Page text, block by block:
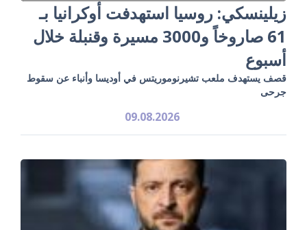
زيلينسكي: روسيا استهدفت أوكرانيا بـ
61 صاروخاً و3000 مسيرة وقنبلة خلال
أسبوع
قصف يستهدف ملعب تشيرنوموريتس في أوديسا وأنباء عن سقوط
جرحى
09.08.2026